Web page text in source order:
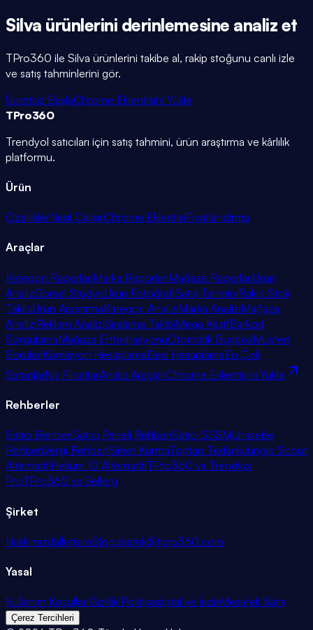
Silva ürünlerini derinlemesine analiz et
TPro360 ile Silva ürünlerini takibe al, rakip stoğunu canlı izle
ve satış tahminlerini gör.
Ücretsiz BaşlaChrome Eklentisini Yükle
TPro360
Trendyol satıcıları için satış tahmini, ürün araştırma ve kârlılık
platformu.
Ürün
ÖzelliklerNasıl ÇalışırChrome EklentisiFiyatlandırma
Araçlar
Kategori RaporlarıMarka RaporlarıMağaza RaporlarıÜrün
AnalizGörsel StüdyoÜrün FotoğrafıSatış TahminiRakip Stok
TakibiÜrün AraştırmaKategori AnaliziMarka AnaliziMağaza
AnaliziReklam AnaliziSıralama TakibiMega KeşifBarkod
SorgulamaMağaza EntegrasyonuOtomatik BuyboxMüşteri
SorularıKomisyon HesaplamaDesi HesaplamaEn Çok
SatanlarNiş FırsatlarAnaliz AraçlarıChrome Eklentisini Yükle
Rehberler
Satıcı RehberiSatıcı Paneli RehberiSatıcı SSSMuhasebe
RehberiVergi RehberiŞirket KurmaToptan TedarikJungle Scout
AlternatifiHelium 10 AlternatifiTPro360 vs Trendyol
ProTPro360 vs Sellerg
Şirket
HakkımızdaİletişimBlogdestek@tpro360.com
Yasal
Kullanım KoşullarıGizlilik Politikasıİptal ve İadeMesafeli Satış
Çerez Tercihleri